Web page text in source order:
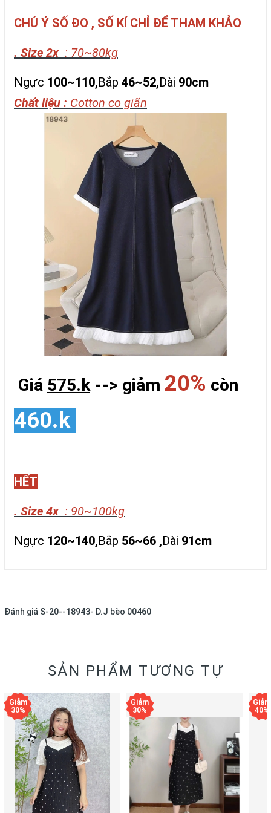
CHÚ Ý SỐ ĐO , SỐ KÍ CHỈ ĐỂ THAM KHẢO
. Size 2x : 70~80kg
Ngực 100~110,Bắp 46~52,Dài 90cm
Chất liệu : Cotton co giãn
Giá 575.k--> giảm 20% còn
460.k
HẾT
. Size 4x : 90~100kg
Ngực 120~140,Bắp 56~66 ,Dài 91cm
Đánh giá S-20--18943- D.J bèo 00460
SẢN PHẨM TƯƠNG TỰ